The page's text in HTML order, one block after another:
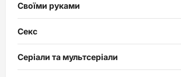
Своїми руками
Секс
Серіали та мультсеріали